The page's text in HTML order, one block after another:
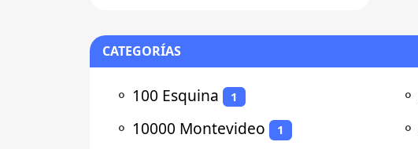
CATEGORÍAS
⚬ 100 Esquina 1
⚬ 10000 Montevideo 1
⚬
⚬